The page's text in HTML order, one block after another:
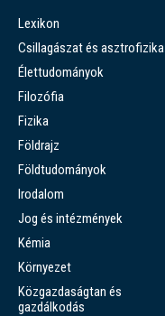
Lexikon
Csillagászat és asztrofizika
Élettudományok
Filozófia
Fizika
Földrajz
Földtudományok
Irodalom
Jog és intézmények
Kémia
Környezet
Közgazdaságtan és
gazdálkodás